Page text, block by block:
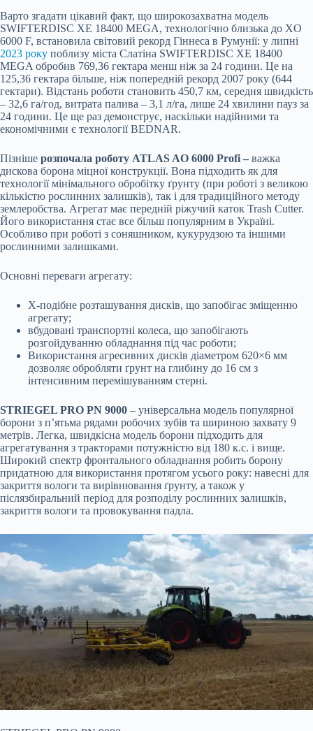
Варто згадати цікавий факт, що широкозахватна модель
SWIFTERDISC XE 18400 MEGA, технологічно близька до XO
6000 F, встановила світовий рекорд Гіннеса в Румунії: у липні
2023 року поблизу міста Слатіна SWIFTERDISC XE 18400
MEGA обробив 769,36 гектара менш ніж за 24 години. Це на
125,36 гектара більше, ніж попередній рекорд 2007 року (644
гектари). Відстань роботи становить 450,7 км, середня швидкість
– 32,6 га/год, витрата палива – 3,1 л/га, лише 24 хвилини пауз за
24 години. Це ще раз демонструє, наскільки надійними та
економічними є технології BEDNAR.
Пізніше розпочала роботу ATLAS AO 6000 Profi – важка
дискова борона міцної конструкції. Вона підходить як для
технології мінімального обробітку ґрунту (при роботі з великою
кількістю рослинних залишків), так і для традиційного методу
землеробства. Агрегат має передній ріжучий каток Trash Cutter.
Його використання стає все більш популярним в Україні.
Особливо при роботі з соняшником, кукурудзою та іншими
рослинними залишками.
Основні переваги агрегату:
Х-подібне розташування дисків, що запобігає зміщенню
агрегату;
вбудовані транспортні колеса, що запобігають
розгойдуванню обладнання під час роботи;
Використання агресивних дисків діаметром 620×6 мм
дозволяє обробляти ґрунт на глибину до 16 см з
інтенсивним перемішуванням стерні.
STRIEGEL PRO PN 9000 – універсальна модель популярної
борони з п’ятьма рядами робочих зубів та шириною захвату 9
метрів. Легка, швидкісна модель борони підходить для
агрегатування з тракторами потужністю від 180 к.с. і вище.
Широкий спектр фронтального обладнання робить борону
придатною для використання протягом усього року: навесні для
закриття вологи та вирівнювання ґрунту, а також у
післязбиральний період для розподілу рослинних залишків,
закриття вологи та провокування падла.